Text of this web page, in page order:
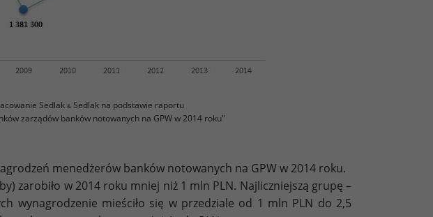
Sedlak & Sedlak na podstawie raportu
zarządów banków notowanych na GPW w 2014 roku"
menedżerów banków notowanych na GPW w 2014 roku.
zarobiło w 2014 roku mniej niż 1 mln PLN. Najliczniejszą grupę –
wynagrodzenie mieściło się w przedziale od 1 mln PLN do 2,5